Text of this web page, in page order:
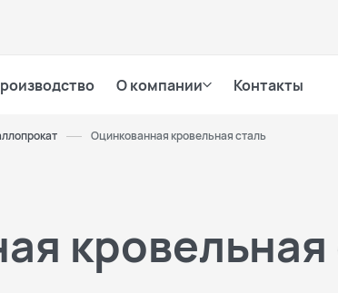
О компании Контакты
Оцинкованная кровельная сталь
кровельная